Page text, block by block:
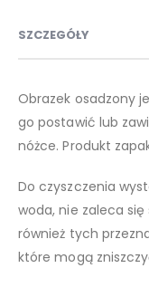
SZCZEGÓŁY
Obrazek osadzony
go postawić lub
nóżce. Produkt
Do czyszczenia
woda, nie zaleca
również tych
które mogą